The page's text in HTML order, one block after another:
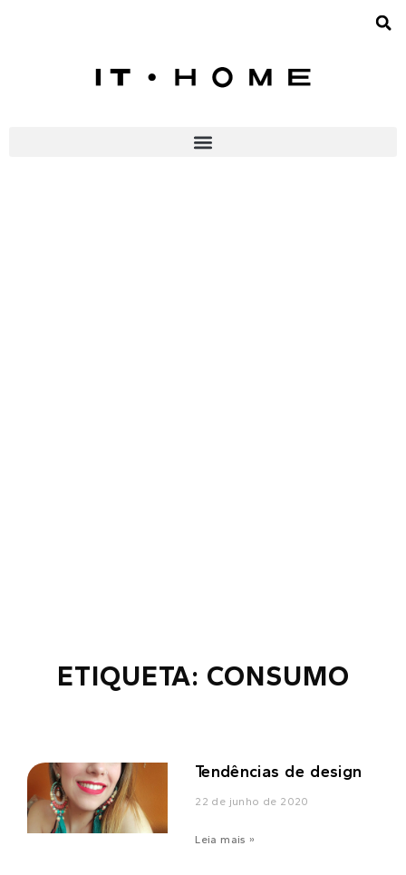
ETIQUETA: CONSUMO
Tendências de design
22 de junho de 2020
Leia mais »